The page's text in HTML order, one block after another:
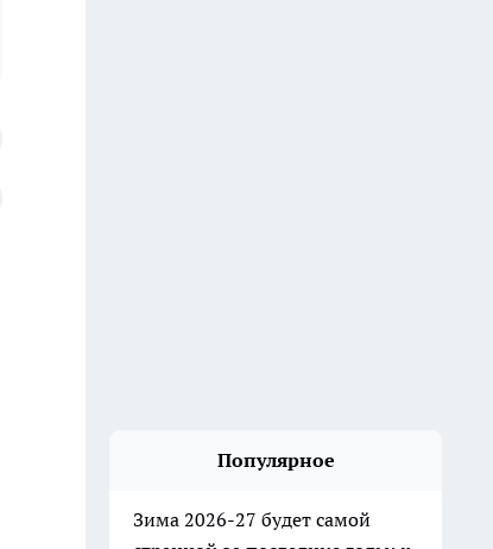
Популярное
Зима 2026-27 будет самой